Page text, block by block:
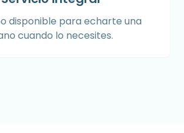
disponible para echarte una
cuando lo necesites.